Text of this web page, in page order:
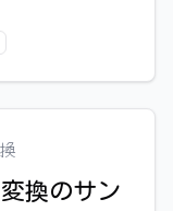
換のサン